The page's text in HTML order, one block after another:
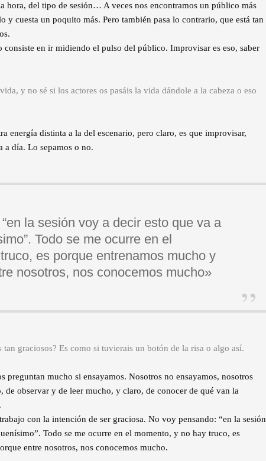
hora, del tipo de sesión… A veces nos encontramos un público más
y cuesta un poquito más. Pero también pasa lo contrario, que está tan
consiste en ir midiendo el pulso del público. Improvisar es eso, saber
y no sé si los actores os pasáis la vida dándole a la cabeza o eso
energía distinta a la del escenario, pero claro, es que improvisar,
a día. Lo sepamos o no.
la sesión voy a decir esto que va a
Todo se me ocurre en el
es porque entrenamos mucho y
nosotros, nos conocemos mucho»
graciosos? Es como si tuvierais un botón de la risa o algo así.
preguntan mucho si ensayamos. Nosotros no ensayamos, nosotros
de observar y de leer mucho, y claro, de conocer de qué van la
con la intención de ser graciosa. No voy pensando: “en la sesión
Todo se me ocurre en el momento, y no hay truco, es
entre nosotros, nos conocemos mucho.